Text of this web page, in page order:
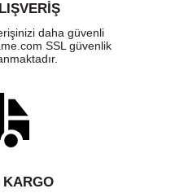
daha güvenli
SSL güvenlik
KARGO